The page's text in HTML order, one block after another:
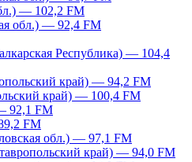
— 102,2 FM
обл.) — 92,4 FM
Республика) — 104,4
край) — 94,2 FM
край) — 100,4 FM
92,1 FM
FM
обл.) — 97,1 FM
край) — 94,0 FM